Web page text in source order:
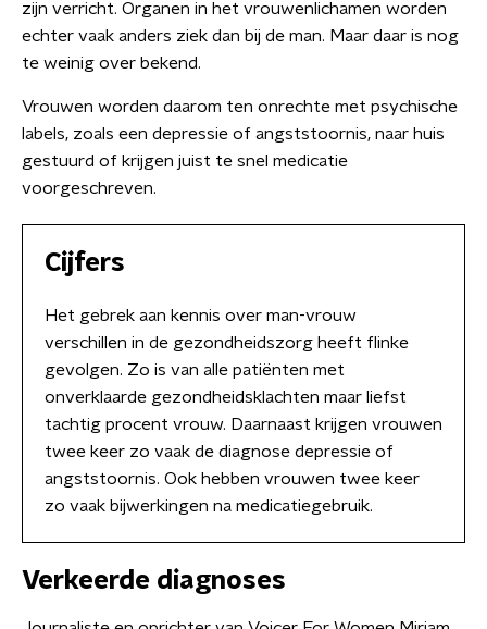
zijn verricht. Organen in het vrouwenlichamen worden
echter vaak anders ziek dan bij de man. Maar daar is nog
te weinig over bekend.
Vrouwen worden daarom ten onrechte met psychische
labels, zoals een depressie of angststoornis, naar huis
gestuurd of krijgen juist te snel medicatie
voorgeschreven.
Cijfers
Het gebrek aan kennis over man-vrouw
verschillen in de gezondheidszorg heeft flinke
gevolgen. Zo is van alle patiënten met
onverklaarde gezondheidsklachten maar liefst
tachtig procent vrouw. Daarnaast krijgen vrouwen
twee keer zo vaak de diagnose depressie of
angststoornis. Ook hebben vrouwen twee keer
zo vaak bijwerkingen na medicatiegebruik.
Verkeerde diagnoses